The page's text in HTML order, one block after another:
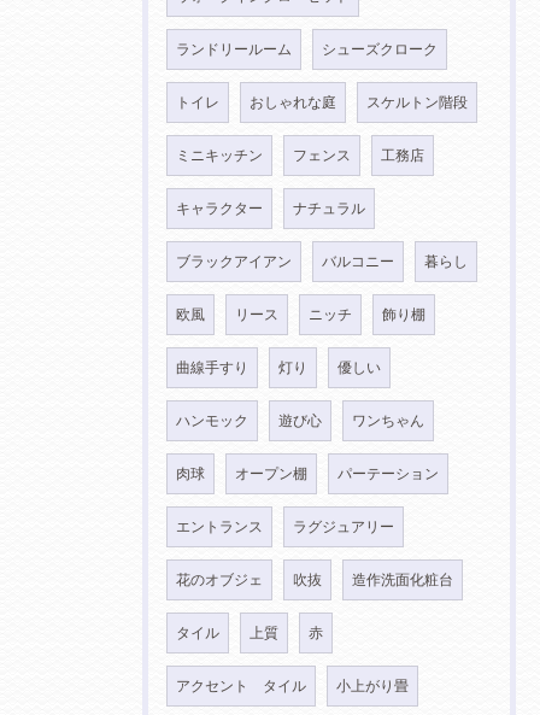
ランドリールーム シューズクローク
トイレ おしゃれな庭 スケルトン階段
ミニキッチン フェンス 工務店
キャラクター ナチュラル
ブラックアイアン バルコニー 暮らし
欧風 リース ニッチ 飾り棚
曲線手すり 灯り 優しい
ハンモック 遊び心 ワンちゃん
肉球 オープン棚 パーテーション
エントランス ラグジュアリー
花のオブジェ 吹抜 造作洗面化粧台
タイル 上質 赤
アクセント タイル 小上がり畳